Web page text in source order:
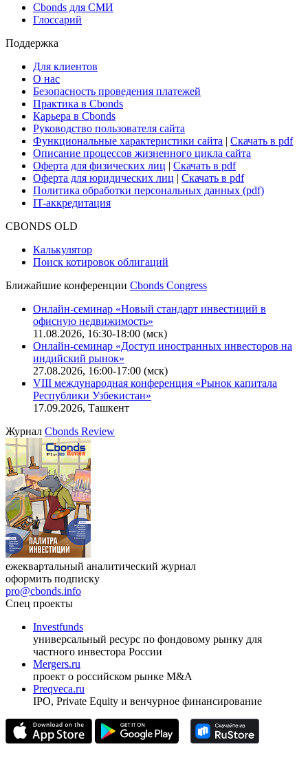
Новости рынка
Research Hub
Сбондс-ТВ
Глоссарий
Поддержка
Для клиентов
О нас
Безопасность проведения платежей
Практика в Cbonds
Карьера в Cbonds
Руководство пользователя сайта
Функциональные характеристики сайта|Скачать в pdf
Описание процессов жизненного цикла сайта
Оферта для юридических лиц
IT-аккредитация
Поиск котировок облигаций
Ближайшие конференцииCbonds Congress
Онлайн-семинар «Новый стандарт инвестиций в
офисную недвижимость»
11.08.2026, 16:30-18:00 (мск)
Онлайн-семинар «Доступ иностранных инвесторов на
индийский рынок»
VIII международная конференция «Рынок капитала
Республики Узбекистан»
17.09.2026, Ташкент
ЖурналCbonds Review
оформить подписку
pro@cbonds.info
Спец проекты
Investfunds
универсальный ресурс по фондовому рынку для
частного инвестора России
проект о российском рынке M&A
Preqveca.ru